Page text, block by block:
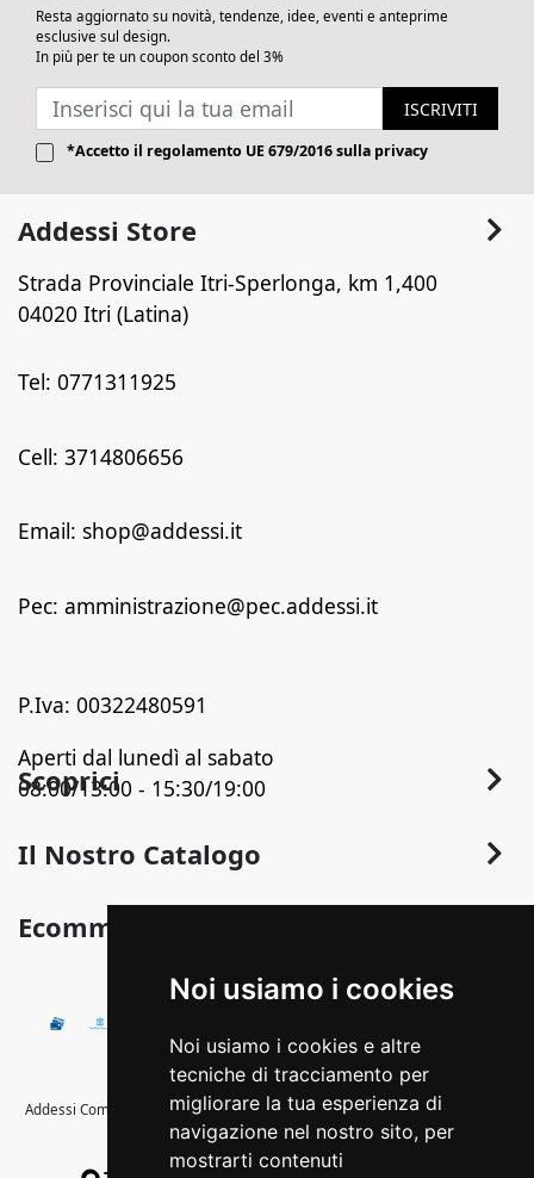
Noi usiamo i cookies
Noi usiamo i cookies e altre
tecniche di tracciamento per
migliorare la tua esperienza di
navigazione nel nostro sito, per
mostrarti contenuti
Resta aggiornato su novità, tendenze, idee, eventi e anteprime
esclusive sul design.
In più per te un coupon sconto del 3%
ISCRIVITI
*Accetto il regolamento UE 679/2016sulla privacy
Addessi Store
Strada Provinciale Itri-Sperlonga, km 1,400
04020 Itri (Latina)
Tel: 0771311925
Cell: 3714806656
Email: shop@addessi.it
Pec: amministrazione@pec.addessi.it
P.Iva: 00322480591
Aperti dal lunedì al sabato
08:00/13:00 - 15:30/19:00
Scoprici
Chi Siamo
Termini e Privacy
Detrazioni fiscali
Il Nostro Catalogo
Pavimentazione
Illuminazione
Calore
Ecommerce
Condizioni Generali di Vendita
Pagamenti Disponibili
Spedizione e Imballaggio
Cambio, Resi e Rimborsi
Addessi Commerciale s.r.l. - © Copyright 2020 Tutti i diritti riservati -Strada
Provinciale Itri-Sperlonga, km 1,400